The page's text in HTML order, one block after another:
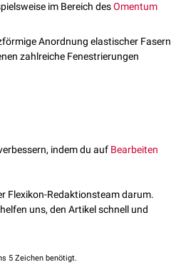
im Bereich desOmentum
Anordnung elastischer Fasern
zahlreiche Fenestrierungen
indem du auf Bearbeiten
Flexikon-Redaktionsteam darum.
uns, den Artikel schnell und
5 Zeichen benötigt.